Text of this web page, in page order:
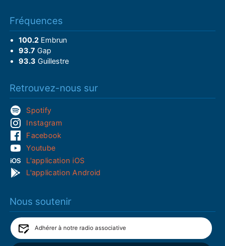
Fréquences
100.2Embrun
93.7 Gap
93.3 Guillestre
Retrouvez-nous sur
Spotify
Instagram
Facebook
Youtube
L'application iOS
L'application Android
Nous soutenir
Adhérer à notre radio associative